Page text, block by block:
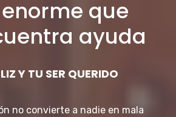
que
ayuda
Y TU SER QUERIDO
no convierte a nadie en mala